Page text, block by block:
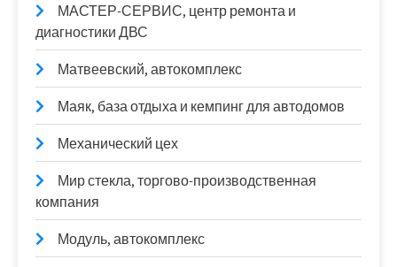
МАСТЕР-СЕРВИС, центр ремонта и
диагностики ДВС
Матвеевский, автокомплекс
Маяк, база отдыха и кемпинг для автодомов
Механический цех
Мир стекла, торгово-производственная
компания
Модуль, автокомплекс